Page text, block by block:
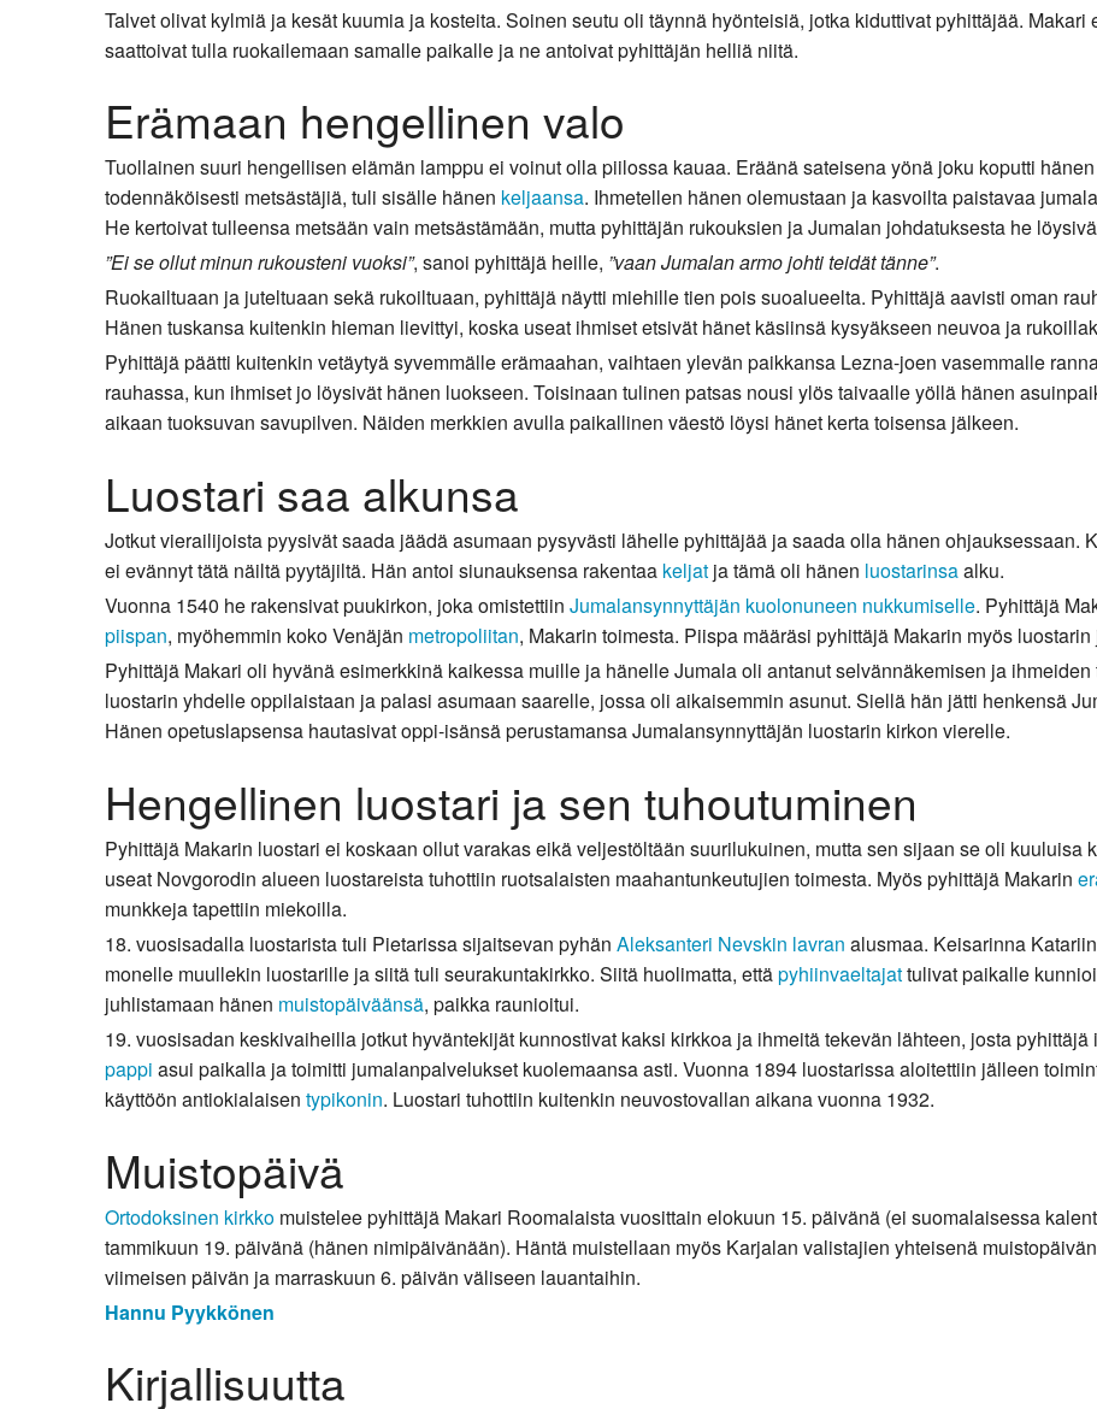
Talvet olivat kylmiä ja kesät kuumia ja kosteita. Soinen seutu oli täynnä hyönteisiä, jotka kiduttivat pyhittäjää.
saattoivat tulla ruokailemaan samalle paikalle ja ne antoivat pyhittäjän helliä niitä.
Erämaan hengellinen valo
Tuollainen suuri hengellisen elämän lamppu ei voinut olla piilossa kauaa. Eräänä sateisena yönä joku koputti
todennäköisesti metsästäjiä, tuli sisälle hänen keljaansa. Ihmetellen hänen olemustaan ja kasvoilta paistavaa
He kertoivat tulleensa metsään vain metsästämään, mutta pyhittäjän rukouksien ja Jumalan johdatuksesta he
”Ei se ollut minun rukousteni vuoksi”, sanoi pyhittäjä heille, ”vaan Jumalan armo johti teidät tänne”.
Ruokailtuaan ja juteltuaan sekä rukoiltuaan, pyhittäjä näytti miehille tien pois suoalueelta. Pyhittäjä aavisti oman
Hänen tuskansa kuitenkin hieman lievittyi, koska useat ihmiset etsivät hänet käsiinsä kysyäkseen neuvoa ja
Pyhittäjä päätti kuitenkin vetäytyä syvemmälle erämaahan, vaihtaen ylevän paikkansa Lezna-joen vasemmalle
rauhassa, kun ihmiset jo löysivät hänen luokseen. Toisinaan tulinen patsas nousi ylös taivaalle yöllä hänen
aikaan tuoksuvan savupilven. Näiden merkkien avulla paikallinen väestö löysi hänet kerta toisensa jälkeen.
Luostari saa alkunsa
Jotkut vierailijoista pyysivät saada jäädä asumaan pysyvästi lähelle pyhittäjää ja saada olla hänen ohjauksessaan.
ei evännyt tätä näiltä pyytäjiltä. Hän antoi siunauksensa rakentaa keljat ja tämä oli hänen luostarinsaalku.
Vuonna 1540 he rakensivat puukirkon, joka omistettiin Jumalansynnyttäjän kuolonuneen nukkumiselle. Pyhittäjä
piispan, myöhemmin koko Venäjän metropoliitan, Makarin toimesta. Piispa määräsi pyhittäjä Makarin myös
Pyhittäjä Makari oli hyvänä esimerkkinä kaikessa muille ja hänelle Jumala oli antanut selvännäkemisen ja
luostarin yhdelle oppilaistaan ja palasi asumaan saarelle, jossa oli aikaisemmin asunut. Siellä hän jätti henkensä
Hänen opetuslapsensa hautasivat oppi-isänsä perustamansa Jumalansynnyttäjän luostarin kirkon vierelle.
Hengellinen luostari ja sen tuhoutuminen
Pyhittäjä Makarin luostari ei koskaan ollut varakas eikä veljestöltään suurilukuinen, mutta sen sijaan se oli
useat Novgorodin alueen luostareista tuhottiin ruotsalaisten maahantunkeutujien toimesta. Myös pyhittäjä Makarin
munkkeja tapettiin miekoilla.
18. vuosisadalla luostarista tuli Pietarissa sijaitsevan pyhän Aleksanteri Nevskin lavran alusmaa. Keisarinna
monelle muullekin luostarille ja siitä tuli seurakuntakirkko. Siitä huolimatta, ettäpyhiinvaeltajattulivat paikalle
juhlistamaan hänen muistopäiväänsä, paikka raunioitui.
19. vuosisadan keskivaiheilla jotkut hyväntekijät kunnostivat kaksi kirkkoa ja ihmeitä tekevän lähteen, josta
pappi asui paikalla ja toimitti jumalanpalvelukset kuolemaansa asti. Vuonna 1894 luostarissa aloitettiin jälleen
käyttöön antiokialaisen typikonin. Luostari tuhottiin kuitenkin neuvostovallan aikana vuonna 1932.
Muistopäivä
Ortodoksinen kirkko muistelee pyhittäjä Makari Roomalaista vuosittain elokuun 15. päivänä (ei suomalaisessa
tammikuun 19. päivänä (hänen nimipäivänään). Häntä muistellaan myös Karjalan valistajien yhteisenä
viimeisen päivän ja marraskuun 6. päivän väliseen lauantaihin.
Hannu Pyykkönen
Kirjallisuutta